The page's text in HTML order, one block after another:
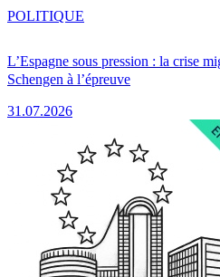
L’Espagne sous pression : la crise
Schengen à l’épreuve
31.07.2026
POLITIQUE